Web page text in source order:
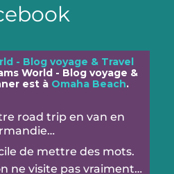
- Blog voyage & Travel
World - Blog voyage &
est à Omaha Beach.
road trip en van en
de mettre des mots.
ne visite pas vraiment…